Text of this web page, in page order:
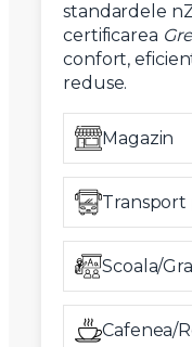
standardele
certificarea
confort,
reduse.
Magazin
Scoala/
Cafenea/